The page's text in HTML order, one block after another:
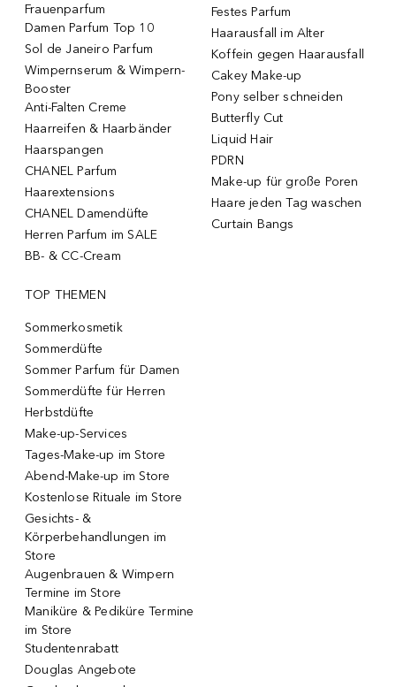
Frauenparfum
Damen Parfum Top 10
Sol de Janeiro Parfum
Wimpernserum & Wimpern-
Booster
Anti-Falten Creme
Haarreifen & Haarbänder
Haarspangen
CHANEL Parfum
Haarextensions
CHANEL Damendüfte
Herren Parfum im SALE
BB- & CC-Cream
Festes Parfum
Haarausfall im Alter
Koffein gegen Haarausfall
Cakey Make-up
Pony selber schneiden
Butterfly Cut
Liquid Hair
PDRN
Make-up für große Poren
Haare jeden Tag waschen
Curtain Bangs
TOP THEMEN
Sommerkosmetik
Sommerdüfte
Sommer Parfum für Damen
Sommerdüfte für Herren
Herbstdüfte
Make-up-Services
Tages-Make-up im Store
Abend-Make-up im Store
Kostenlose Rituale im Store
Gesichts- &
Körperbehandlungen im
Store
Augenbrauen & Wimpern
Termine im Store
Maniküre & Pediküre Termine
im Store
Studentenrabatt
Douglas Angebote